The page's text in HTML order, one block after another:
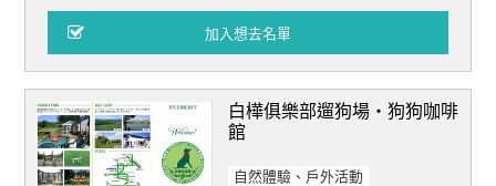
白樺俱樂部遛狗場‧狗狗咖啡
館
自然體驗、戶外活動